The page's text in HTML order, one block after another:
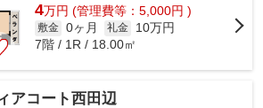
4万円 (管理費等：5,000円 )
敷金 0ヶ月 礼金
10万円
7階 / 1R / 18.00㎡
アコート西田辺